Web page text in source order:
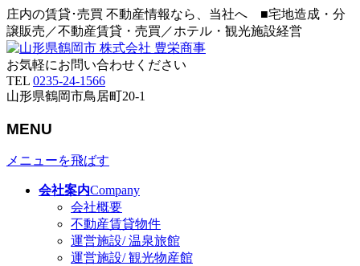
庄内の賃貸･売買 不動産情報なら、当社へ ■宅地造成・分
譲販売／不動産賃貸・売買／ホテル・観光施設経営
お気軽にお問い合わせください
TEL 0235-24-1566
山形県鶴岡市鳥居町20-1
MENU
メニューを飛ばす
会社案内Company
会社概要
不動産賃貸物件
運営施設/ 温泉旅館
運営施設/ 観光物産館